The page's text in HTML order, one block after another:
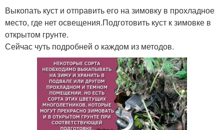
Выкопать куст и отправить его на зимовку в прохладное
место, где нет освещения.Подготовить куст к зимовке в
открытом грунте.
Сейчас чуть подробней о каждом из методов.